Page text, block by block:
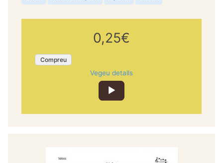
0,25€
Compreu
Vegeu detalls
Reproductor
d'àudio